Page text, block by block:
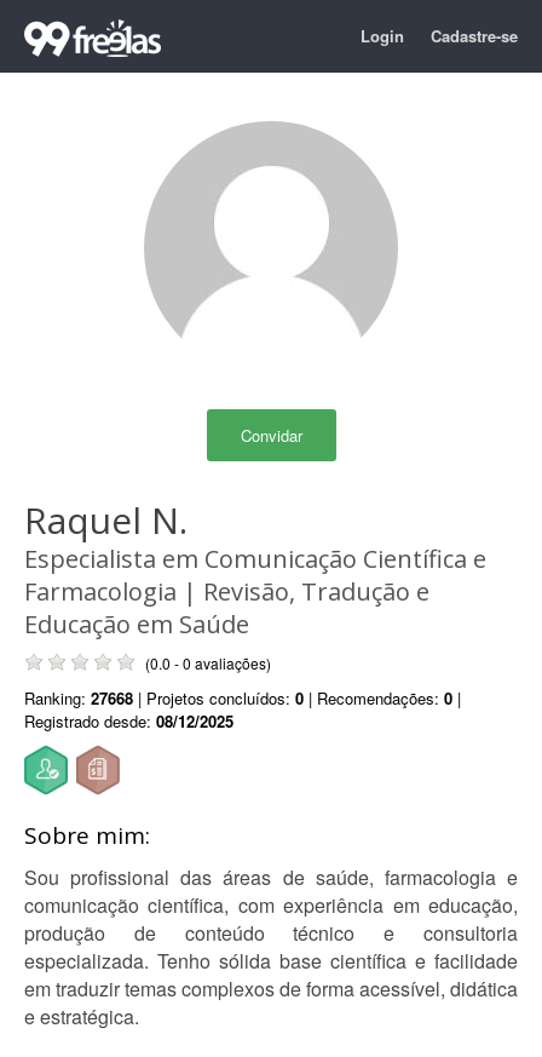
Login Cadastre-se
Convidar
Raquel N.
Especialista em Comunicação Científica e
Farmacologia | Revisão, Tradução e
Educação em Saúde
(0.0 - 0 avaliações)
Ranking: 27668 | Projetos concluídos: 0 | Recomendações: 0 |
Registrado desde: 08/12/2025
Sobre mim:
Sou profissional das áreas de saúde, farmacologia e
comunicação científica, com experiência em educação,
produção de conteúdo técnico e consultoria
especializada. Tenho sólida base científica e facilidade
em traduzir temas complexos de forma acessível, didática
e estratégica.